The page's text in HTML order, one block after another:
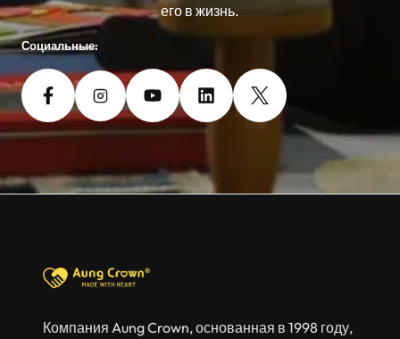
его в жизнь.
Социальные:
Компания Aung Crown, основанная в 1998 году,